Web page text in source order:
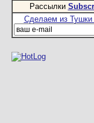
Рассылки
Сделаем из Тушки